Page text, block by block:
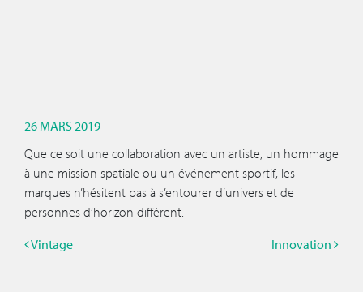
26 MARS 2019
Que ce soit une collaboration avec un artiste, un hommage
à une mission spatiale ou un événement sportif, les
marques n’hésitent pas à s’entourer d’univers et de
personnes d’horizon différent.
Vintage
Innovation